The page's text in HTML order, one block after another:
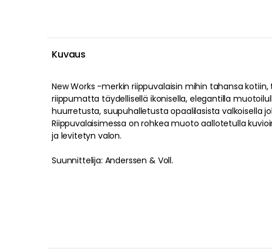
Kuvaus
New Works -merkin riippuvalaisin mihin tahansa
riippumatta täydellisellä ikonisella, elegantilla
huurretusta, suupuhalletusta opaalilasista valkoisella
Riippuvalaisimessa on rohkea muoto aallotetulla
ja levitetyn valon.
Suunnittelija: Anderssen & Voll.